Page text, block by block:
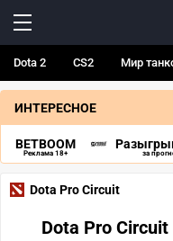
Dota 2 CS2 Мир
ИНТЕРЕСНОЕ
BETBOOM
Реклама 18+ за
Dota Pro Circuit
Dota Pro